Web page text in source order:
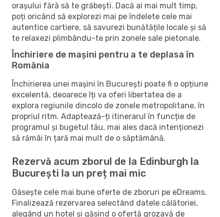
orașului fără să te grăbești. Dacă ai mai mult timp,
poți oricând să explorezi mai pe îndelete cele mai
autentice cartiere, să savurezi bunătățile locale și să
te relaxezi plimbându-te prin zonele sale pietonale.
Închiriere de mașini pentru a te deplasa în
România
Închirierea unei mașini în București poate fi o opțiune
excelentă, deoarece îți va oferi libertatea de a
explora regiunile dincolo de zonele metropolitane, în
propriul ritm. Adaptează-ți itinerarul în funcție de
programul și bugetul tău, mai ales dacă intenționezi
să rămâi în țară mai mult de o săptămână.
Rezervă acum zborul de la Edinburgh la
București la un preț mai mic
Găsește cele mai bune oferte de zboruri pe eDreams.
Finalizează rezervarea selectând datele călătoriei,
alegând un hotel și găsind o ofertă grozavă de